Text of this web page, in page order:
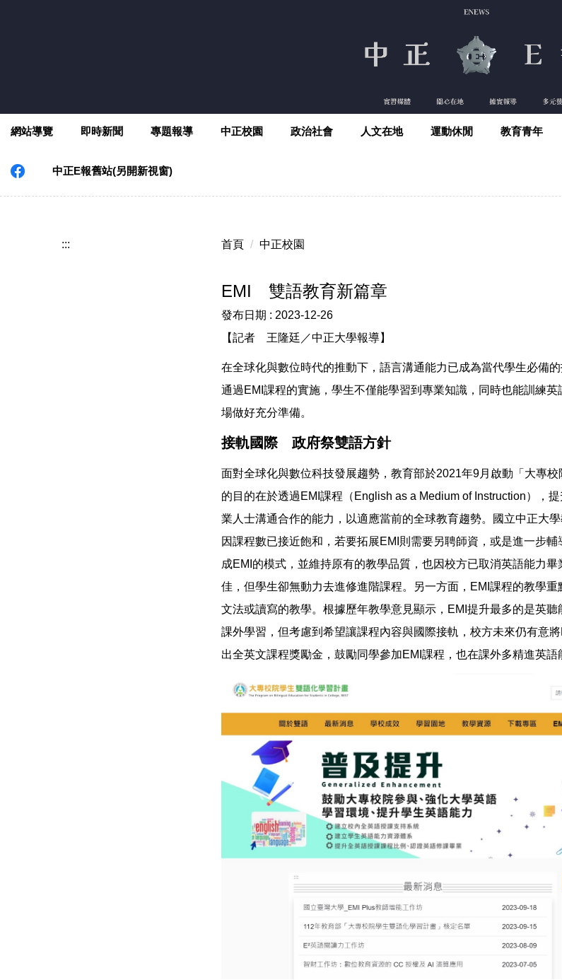
區
網站導覽
即時新聞 專題報導 中正校園 政治社會 人文在地 運動休閒 教育青年
中正E報舊站(另開新視窗)
::: 首頁 中正校園
EMI 雙語教育新篇章
發布日期 : 2023-12-26
【記者 王隆廷／中正大學報導】
在全球化與數位時代的推動下，語言溝通能力已成為當代學生必備
通過EMI課程的實施，學生不僅能學習到專業知識，同時也能訓練
場做好充分準備。
接軌國際 政府祭雙語方針
面對全球化與數位科技發展趨勢，教育部於2021年9月啟動「大專
的目的在於透過EMI課程（English as a Medium of Instruction），
業人士溝通合作的能力，以適應當前的全球教育趨勢。國立中正大
因課程數已接近飽和，若要拓展EMI則需要另聘師資，或是進一步
成EMI的模式，並維持原有的教學品質，也因校方已取消英語能力
佳，但學生卻無動力去進修進階課程。另一方面，EMI課程的教學
文法或讀寫的教學。根據歷年教學意見顯示，EMI提升最多的是英
課外學習，但考慮到希望讓課程內容與國際接軌，校方未來仍有意
出全英文課程獎勵金，鼓勵同學參加EMI課程，也在課外多精進英語